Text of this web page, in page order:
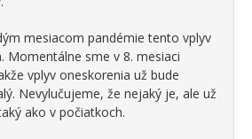
mesiacom pandémie tento vplyv
Momentálne sme v 8. mesiaci
vplyv oneskorenia už bude
Nevylučujeme, že nejaký je, ale už
ako v počiatkoch.